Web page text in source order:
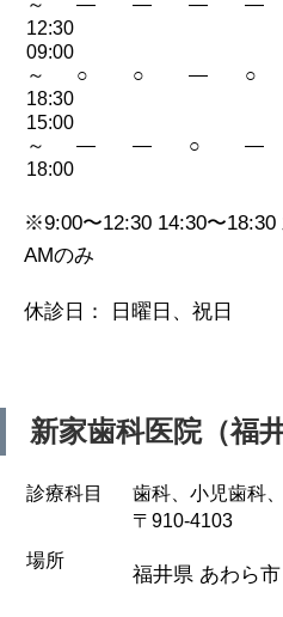
～
12:30
— — — —
09:00
～
18:30
○ ○ — ○
15:00
～
18:00
— — ○ —
※9:00〜12:30 14:30〜18:30
AMのみ
休診日： 日曜日、祝日
新家歯科医院（福
診療科目 歯科、小児歯科
場所
〒910-4103
福井県 あわら